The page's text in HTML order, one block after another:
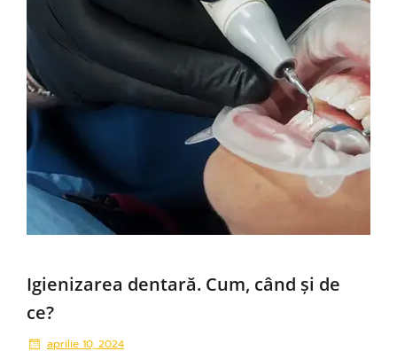
Igienizarea dentară. Cum, când și de
ce?
aprilie 10, 2024